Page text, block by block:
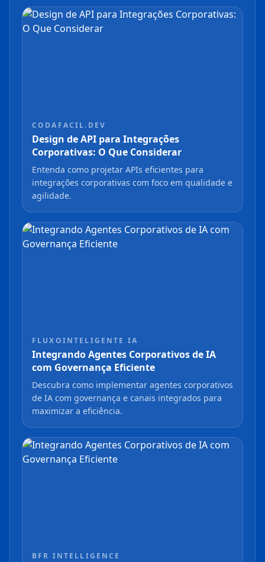
CODAFACIL.DEV
Design de API para Integrações
Corporativas: O Que Considerar
Entenda como projetar APIs eficientes para
integrações corporativas com foco em qualidade e
agilidade.
FLUXOINTELIGENTE IA
Integrando Agentes Corporativos de IA
com Governança Eficiente
Descubra como implementar agentes corporativos
de IA com governança e canais integrados para
maximizar a eficiência.
BFR INTELLIGENCE